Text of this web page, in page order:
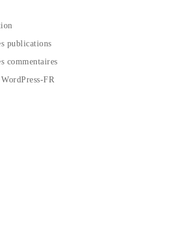
publications
commentaires
FR